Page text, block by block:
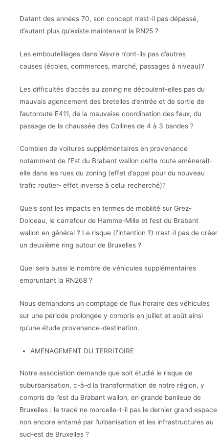
Datant des années 70, son concept n’est-il pas dépassé,
d’autant plus qu’existe maintenant la RN25 ?
Les embouteillages dans Wavre n’ont-ils pas d’autres
causes (écoles, commerces, marché, passages à niveau)?
Les difficultés d’accès au zoning ne découlent-elles pas du
mauvais agencement des bretelles d’entrée et de sortie de
l’autoroute E411, de la mauvaise coordination des feux, du
passage de la chaussée des Collines de 4 à 3 bandes ?
Combien de voitures supplémentaires en provenance
notamment de l’Est du Brabant wallon cette route amènerait-
elle dans les rues du zoning (effet d’appel pour du nouveau
trafic routier- effet inverse à celui recherché)?
Quels sont les impacts en termes de mobilité sur Grez-
Doiceau, le carrefour de Hamme-Mille et l’est du Brabant
wallon en général ? Le risque (l’intention ?) n’est-il pas de créer
un deuxième ring autour de Bruxelles ?
Quel sera aussi le nombre de véhicules supplémentaires
empruntant la RN268 ?
Nous demandons un comptage de flux horaire des véhicules
sur une période prolongée y compris en juillet et août ainsi
qu’une étude provenance-destination.
AMENAGEMENT DU TERRITOIRE
Notre association demande que soit étudié le risque de
suburbanisation, c-à-d la transformation de notre région, y
compris de l’est du Brabant wallon, en grande banlieue de
Bruxelles : le tracé ne morcelle-t-il pas le dernier grand espace
non encore entamé par l’urbanisation et les infrastructures au
sud-est de Bruxelles ?